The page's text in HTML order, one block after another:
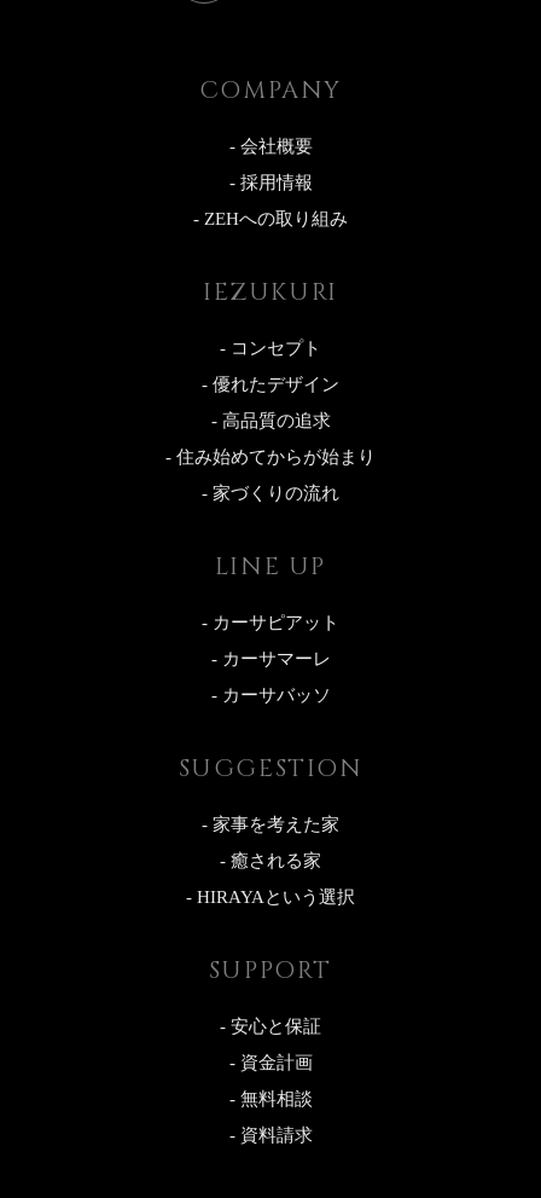
COMPANY
- 会社概要
- 採用情報
- ZEHへの取り組み
IEZUKURI
- コンセプト
- 優れたデザイン
- 高品質の追求
- 住み始めてからが始まり
- 家づくりの流れ
LINE UP
- カーサピアット
- カーサマーレ
- カーサバッソ
SUGGESTION
- 家事を考えた家
- 癒される家
- HIRAYAという選択
SUPPORT
- 安心と保証
- 資金計画
- 無料相談
- 資料請求